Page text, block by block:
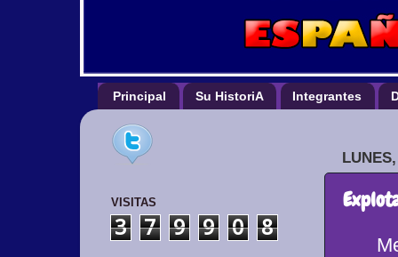
Principal Su HistoriA Integrantes
VISITAS
3 7 9 9 0 8